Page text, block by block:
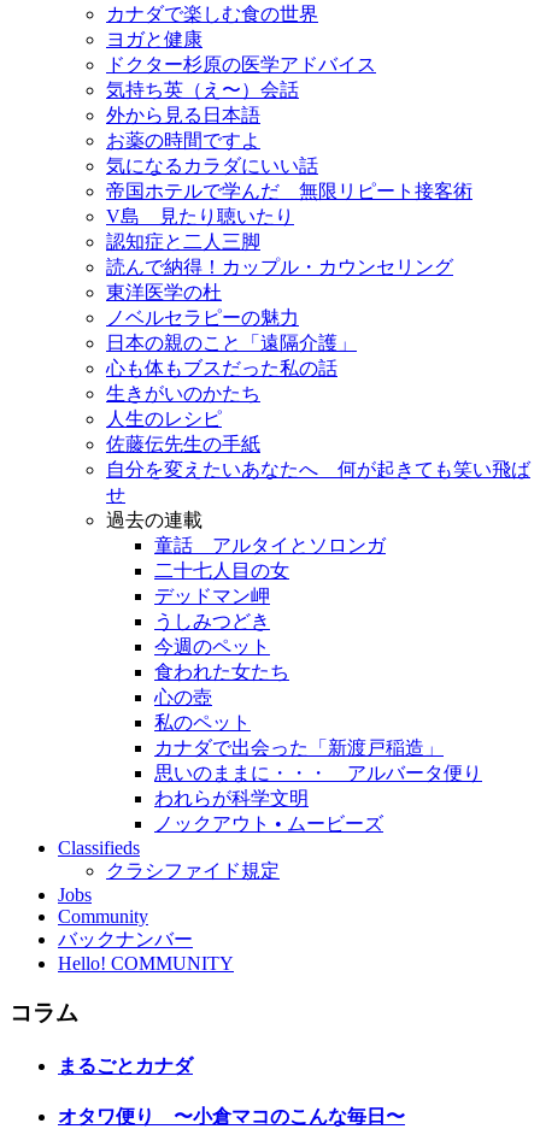
カナダで楽しむ食の世界
ヨガと健康
ドクター杉原の医学アドバイス
気持ち英（え〜）会話
外から見る日本語
お薬の時間ですよ
気になるカラダにいい話
帝国ホテルで学んだ 無限リピート接客術
V島 見たり聴いたり
認知症と二人三脚
読んで納得！カップル・カウンセリング
東洋医学の杜
ノベルセラピーの魅力
日本の親のこと「遠隔介護」
心も体もブスだった私の話
生きがいのかたち
人生のレシピ
佐藤伝先生の手紙
自分を変えたいあなたへ 何が起きても笑い飛ば
せ
過去の連載
童話 アルタイとソロンガ
二十七人目の女
デッドマン岬
うしみつどき
今週のペット
食われた女たち
心の壺
私のペット
カナダで出会った「新渡戸稲造」
思いのままに・・・ アルバータ便り
われらが科学文明
ノックアウト • ムービーズ
Classifieds
クラシファイド規定
Jobs
Community
バックナンバー
Hello! COMMUNITY
コラム
まるごとカナダ
オタワ便り 〜小倉マコのこんな毎日〜